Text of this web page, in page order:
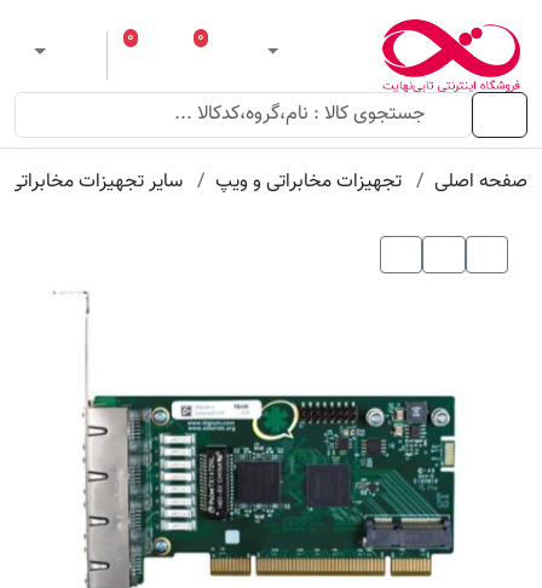
ورود لیست مورد علاقه
۰
سبد خرید
۰
منو
صفحه اصلی
تجهیزات مخابراتی و ویپ سایر تجهیزات
ویژگی
ویژگی